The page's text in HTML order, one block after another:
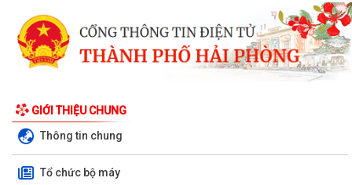
GIỚI THIỆU CHUNG
Thông tin chung
Tổ chức bộ máy